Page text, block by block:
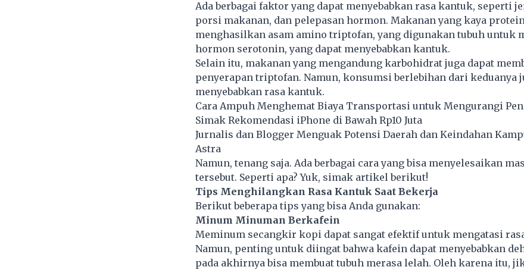
Ada berbagai faktor yang dapat menyebabkan rasa kantuk, seperti
porsi makanan, dan pelepasan hormon. Makanan yang kaya
menghasilkan asam amino triptofan, yang digunakan tubuh untuk
hormon serotonin, yang dapat menyebabkan kantuk.
Selain itu, makanan yang mengandung karbohidrat juga dapat
penyerapan triptofan. Namun, konsumsi berlebihan dari keduanya
menyebabkan rasa kantuk.
Cara Ampuh Menghemat Biaya Transportasi untuk Mengurangi
Simak Rekomendasi iPhone di Bawah Rp10 Juta
Jurnalis dan Blogger Menguak Potensi Daerah dan Keindahan
Astra
Namun, tenang saja. Ada berbagai cara yang bisa menyelesaikan
tersebut. Seperti apa? Yuk, simak artikel berikut!
Tips Menghilangkan Rasa Kantuk Saat Bekerja
Berikut beberapa tips yang bisa Anda gunakan:
Minum Minuman Berkafein
Meminum secangkir kopi dapat sangat efektif untuk mengatasi
Namun, penting untuk diingat bahwa kafein dapat menyebabkan
pada akhirnya bisa membuat tubuh merasa lelah. Oleh karena itu,